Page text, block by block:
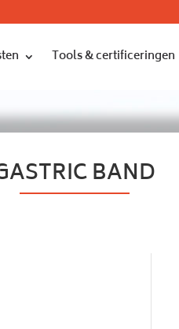
Tools & certificeringen
BAND